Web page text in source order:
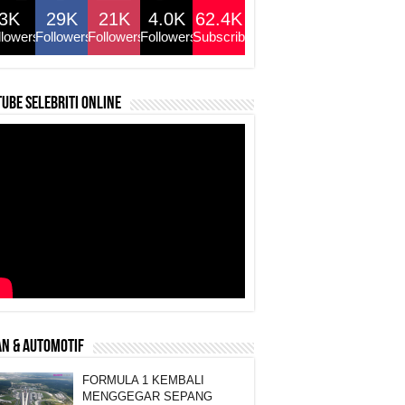
29K
Followers
21K
Followers
4.0K
Followers
62.4K
Subscribers
selebriti online
& AUTOMOTIF
FORMULA 1 KEMBALI
MENGGEGAR SEPANG